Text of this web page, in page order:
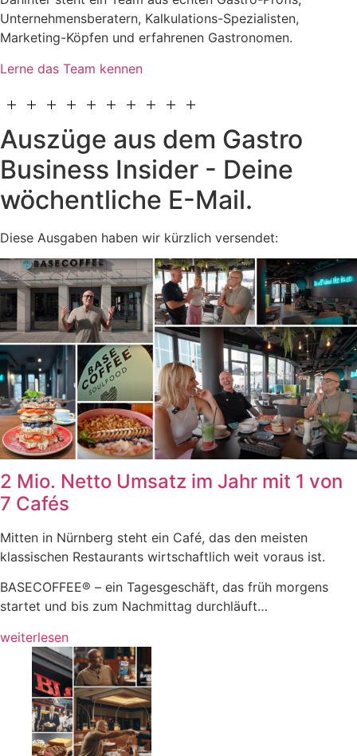
Unternehmensberatern, Kalkulations-Spezialisten,
Marketing-Köpfen und erfahrenen Gastronomen.
Lerne das Team kennen
Auszüge aus dem Gastro
Business Insider - Deine
wöchentliche E-Mail.
Diese Ausgaben haben wir kürzlich versendet:
2 Mio. Netto Umsatz im Jahr mit 1 von
7 Cafés
Mitten in Nürnberg steht ein Café, das den meisten
klassischen Restaurants wirtschaftlich weit voraus ist.
BASECOFFEE® – ein Tagesgeschäft, das früh morgens
startet und bis zum Nachmittag durchläuft…
weiterlesen